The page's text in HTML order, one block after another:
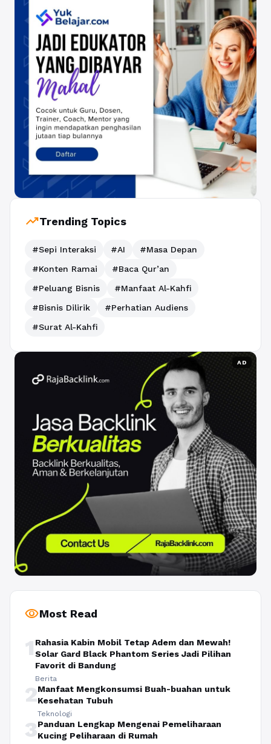
trending_upTrending Topics
#Sepi Interaksi #AI
#Masa Depan
#Konten Ramai
#Baca Qur’an
#Peluang Bisnis
#Manfaat Al-Kahfi
#Bisnis Dilirik
#Perhatian Audiens
#Surat Al-Kahfi
AD
visibilityMost Read
1 Rahasia Kabin Mobil Tetap Adem dan Mewah!
Solar Gard Black Phantom Series Jadi Pilihan
Favorit di Bandung
Berita
2Manfaat Mengkonsumsi Buah-buahan untuk
Kesehatan Tubuh
Teknologi
3Panduan Lengkap Mengenai Pemeliharaan
Kucing Peliharaan di Rumah